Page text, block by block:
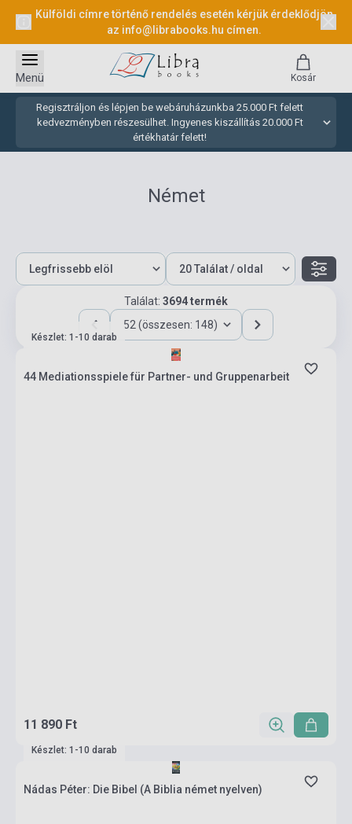
Külföldi címre történő rendelés esetén kérjük érdeklődjön
az info@librabooks.hu címen.
Regisztráljon és lépjen be webáruházunkba 25.000 Ft felett
kedvezményben részesülhet. Ingyenes kiszállítás 20.000 Ft
értékhatár felett!
Menü Kosár
Német
Találat: 3694 termék
52 (összesen: 148)
Készlet: 1-10 darab
44 Mediationsspiele für Partner- und Gruppenarbeit
11 890 Ft
Készlet: 1-10 darab
Nádas Péter: Die Bibel (A Biblia német nyelven)